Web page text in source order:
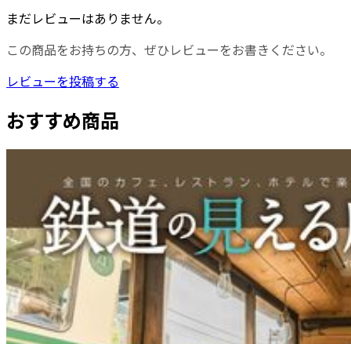
まだレビューはありません。
この商品をお持ちの方、ぜひレビューをお書きください。
レビューを投稿する
おすすめ商品